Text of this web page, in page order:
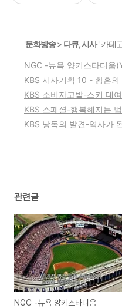
'문화방송> 다큐, 시사' 카테
NGC -뉴욕 양키스타디움
해체의 과정
(0)
KBS 시사기획 10 - 황혼의
인들과 복지
(0)
KBS 소비자고발-스키 대
소셜커머스 반값 할인 쿠
(0)
KBS 스페셜-행복해지는
행복한가? 다큐 방송
(0)
KBS 낭독의 발견-역사가
관련글
NGC -뉴욕 양키스타디움